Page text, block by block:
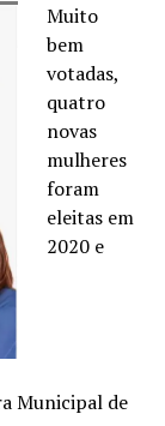
Muito
bem
votadas,
quatro
novas
mulheres
foram
eleitas em
2020 e
Municipal de